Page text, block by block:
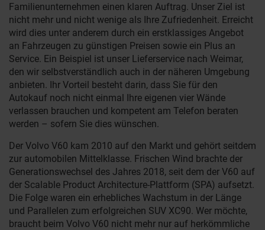
Familienunternehmen einen klaren Auftrag. Unser Ziel ist
nicht mehr und nicht wenige als Ihre Zufriedenheit. Erreicht
wird dies unter anderem durch ein erstklassiges Angebot
an Fahrzeugen zu günstigen Preisen sowie ein Plus an
Service. Ein Beispiel ist unser Lieferservice nach Weimar,
den wir selbstverständlich auch in der näheren Umgebung
anbieten. Ihr Vorteil besteht darin, dass Sie für den
Autokauf noch nicht einmal Ihre eigenen vier Wände
verlassen brauchen und kompetent am Telefon beraten
werden – sofern Sie dies wünschen.
Der Volvo V60 kam 2010 auf den Markt und gehört seitdem
zur automobilen Mittelklasse. Frischen Wind brachte der
Generationswechsel des Jahres 2018, seit dem der V60 auf
der Scalable Product Architecture-Plattform (SPA) aufsetzt.
Die Folge waren ein erhebliches Wachstum in der Länge
und Parallelen zum erfolgreichen SUV XC90. Wer möchte,
braucht beim Volvo V60 nicht mehr nur auf herkömmliche